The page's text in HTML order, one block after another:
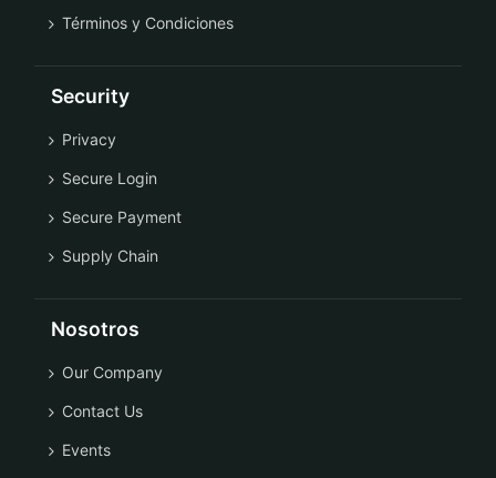
Términos y Condiciones
Security
Privacy
Secure Login
Secure Payment
Supply Chain
Nosotros
Our Company
Contact Us
Events